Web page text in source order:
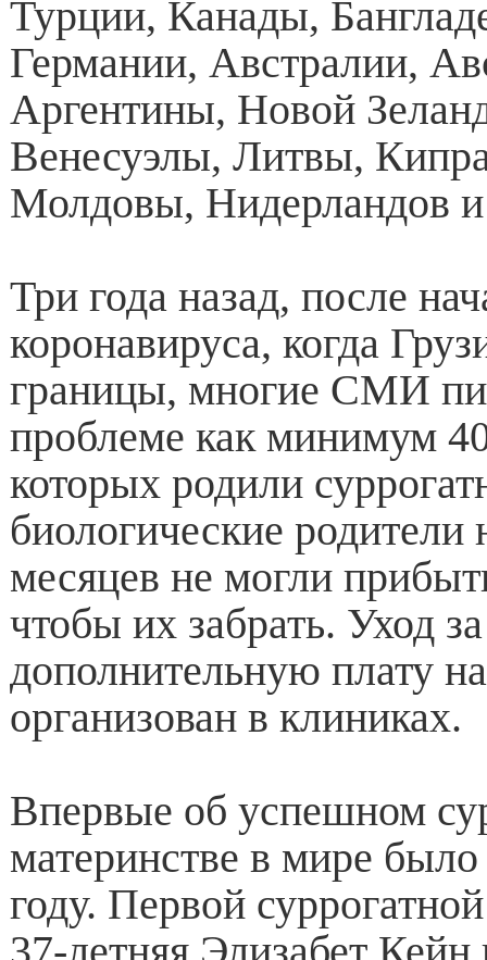
Турции, Канады,
Германии, Австралии,
Аргентины, Новой
Венесуэлы, Литвы,
Молдовы, Нидерландов
Три года назад, после
коронавируса, когда
границы, многие СМИ
проблеме как минимум
которых родили
биологические родители
месяцев не могли
чтобы их забрать. Уход
дополнительную плату
организован в клиниках.
Впервые об успешном
материнстве в мире было
году. Первой